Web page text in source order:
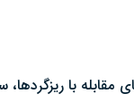
با